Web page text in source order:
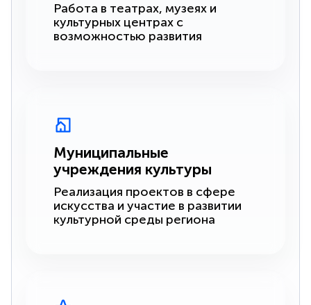
Работа в театрах, музеях и
культурных центрах с
возможностью развития
Муниципальные
учреждения культуры
Реализация проектов в сфере
искусства и участие в развитии
культурной среды региона